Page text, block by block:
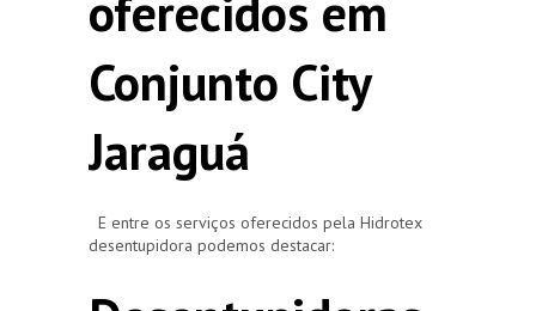
Conjunto City
Jaraguá
E entre os serviços oferecidos pela Hidrotex
desentupidora podemos destacar: